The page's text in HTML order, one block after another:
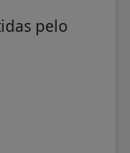
pelo